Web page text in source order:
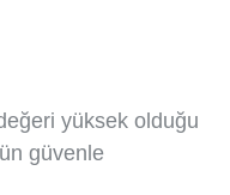
yüksek olduğu
güvenle